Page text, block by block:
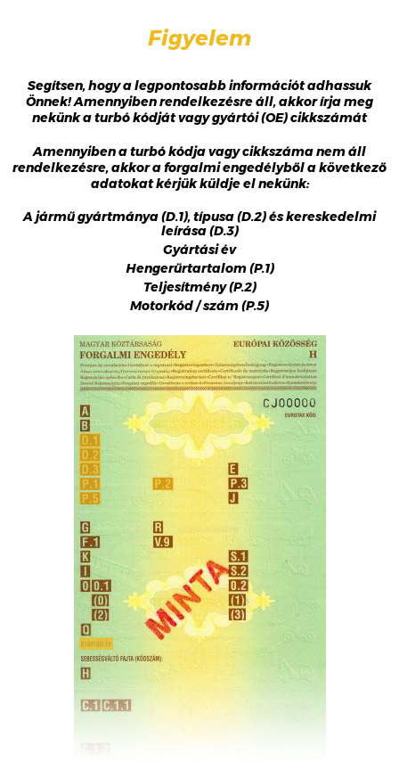
Figyelem
Segítsen, hogy a legpontosabb információt adhassuk
Önnek! Amennyiben rendelkezésre áll, akkor írja meg
nekünk a turbó kódját vagy gyártói (OE) cikkszámát
Amennyiben a turbó kódja vagy cikkszáma nem áll
rendelkezésre, akkor a forgalmi engedélyből a következő
adatokat kérjük küldje el nekünk:
A jármű gyártmánya (D.1), típusa (D.2) és kereskedelmi
leírása (D.3)
Gyártási év
Hengerűrtartalom (P.1)
Teljesítmény (P.2)
Motorkód / szám (P.5)